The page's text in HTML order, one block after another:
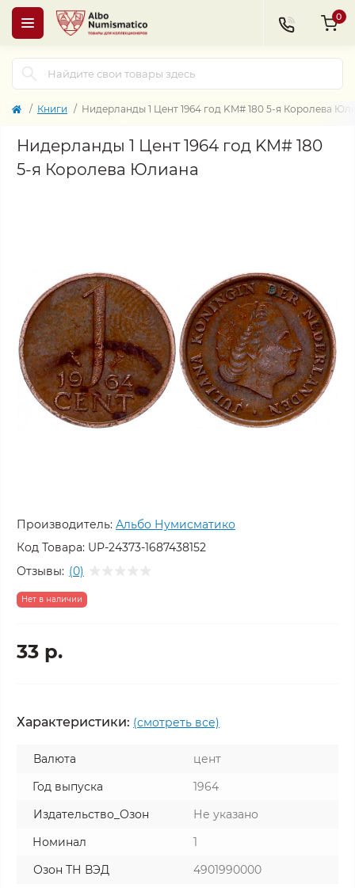
0
Книги Нидерланды 1 Цент 1964 год KM# 180 5-я Королева
Нидерланды 1 Цент 1964 год KM# 180
5-я Королева Юлиана
Производитель: Альбо Нумисматико
Код Товара: UP-24373-1687438152
Отзывы: (0)
Нет в наличии
33 р.
Характеристики: (смотреть все)
Валюта
цент
Год выпуска
1964
Издательство_Озон
Не указано
Номинал
1
Озон ТН ВЭД
4901990000